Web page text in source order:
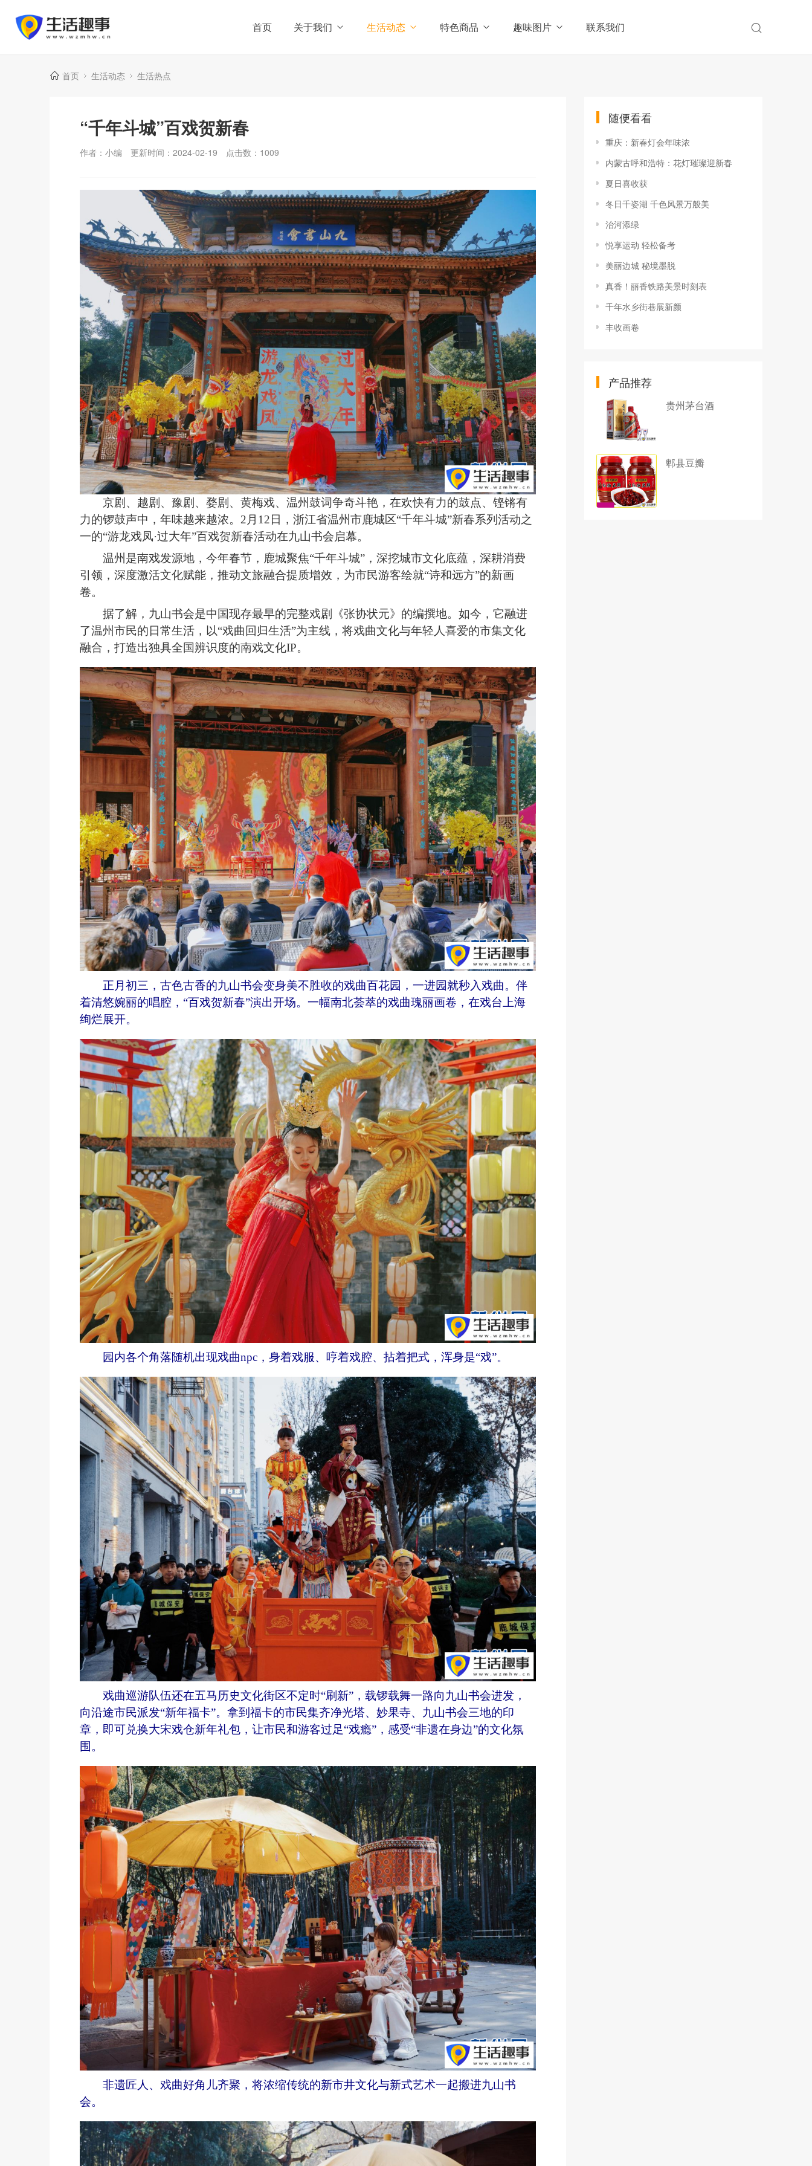
首页 关于我们 生活动态 特色商品 趣味图片 联系我们
首页 生活动态 生活热点
“千年斗城”百戏贺新春
作者：小编 更新时间：2024-02-19 点击数： 1009
京剧、越剧、豫剧、婺剧、黄梅戏、温州鼓词争奇斗艳，在欢快有力的鼓点、铿锵有
力的锣鼓声中，年味越来越浓。2月12日，浙江省温州市鹿城区“千年斗城”新春系列活动之
一的“游龙戏凤·过大年”百戏贺新春活动在九山书会启幕。
温州是南戏发源地，今年春节，鹿城聚焦“千年斗城”，深挖城市文化底蕴，深耕消费
引领，深度激活文化赋能，推动文旅融合提质增效，为市民游客绘就“诗和远方”的新画
卷。
据了解，九山书会是中国现存最早的完整戏剧《张协状元》的编撰地。如今，它融进
了温州市民的日常生活，以“戏曲回归生活”为主线，将戏曲文化与年轻人喜爱的市集文化
融合，打造出独具全国辨识度的南戏文化IP。
正月初三，古色古香的九山书会变身美不胜收的戏曲百花园，一进园就秒入戏曲。伴
着清悠婉丽的唱腔，“百戏贺新春”演出开场。一幅南北荟萃的戏曲瑰丽画卷，在戏台上海
绚烂展开。
园内各个角落随机出现戏曲npc，身着戏服、哼着戏腔、拈着把式，浑身是“戏”。
戏曲巡游队伍还在五马历史文化街区不定时“刷新”，载锣载舞一路向九山书会进发，
向沿途市民派发“新年福卡”。拿到福卡的市民集齐净光塔、妙果寺、九山书会三地的印
章，即可兑换大宋戏仓新年礼包，让市民和游客过足“戏瘾”，感受“非遗在身边”的文化氛
围。
非遗匠人、戏曲好角儿齐聚，将浓缩传统的新市井文化与新式艺术一起搬进九山书
会。
随便看看
重庆：新春灯会年味浓
内蒙古呼和浩特：花灯璀璨迎新春
夏日喜收获
冬日千姿湖 千色风景万般美
治河添绿
悦享运动 轻松备考
美丽边城 秘境墨脱
真香！丽香铁路美景时刻表
千年水乡街巷展新颜
丰收画卷
产品推荐
贵州茅台酒
郫县豆瓣